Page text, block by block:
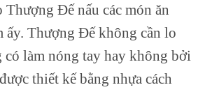
Thượng Đế nấu các món ăn
ấy. Thượng Đế không cần lo
làm nóng tay hay không bởi
thiết kế bằng nhựa cách